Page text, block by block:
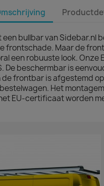
een bullbar van Sidebar.nl
frontschade. Maar de
een robuuste look.
De beschermbar is
de frontbar is afgestemd
Het
EU-certificaat worden